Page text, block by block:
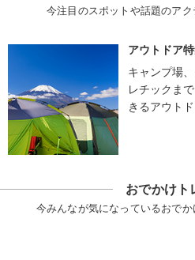
今注目のスポットや話題のア
アウトドア
キャンプ場
レチックま
きるアウト
おでかけト
今みんなが気になっているおでか